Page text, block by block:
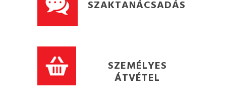
SZAKTANÁCSADÁS
SZEMÉLYES
ÁTVÉTEL